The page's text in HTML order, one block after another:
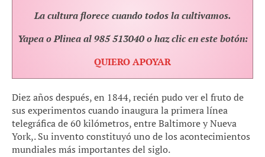
La cultura florece cuando todos la cultivamos.
Yapea o Plinea al 985 513040 o haz clic en este botón:
QUIERO APOYAR
Diez años después, en 1844, recién pudo ver el fruto de
sus experimentos cuando inaugura la primera línea
telegráfica de 60 kilómetros, entre Baltimore y Nueva
York,. Su invento constituyó uno de los acontecimientos
mundiales más importantes del siglo.